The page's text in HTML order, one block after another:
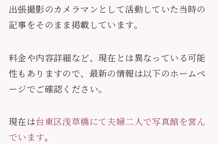
出張撮影のカメラマンとして活動していた当時の
記事をそのまま掲載しています。
料金や内容詳細など、現在とは異なっている可能
性もありますので、最新の情報は以下のホームペ
ージでご確認ください。
現在は台東区浅草橋にて夫婦二人で写真館を営ん
でいます。